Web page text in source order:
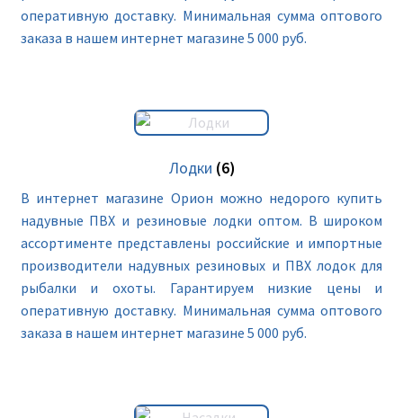
оперативную доставку. Минимальная сумма оптового
заказа в нашем интернет магазине 5 000 руб.
Лодки (6)
В интернет магазине Орион можно недорого купить
надувные ПВХ и резиновые лодки оптом. В широком
ассортименте представлены российские и импортные
производители надувных резиновых и ПВХ лодок для
рыбалки и охоты. Гарантируем низкие цены и
оперативную доставку. Минимальная сумма оптового
заказа в нашем интернет магазине 5 000 руб.